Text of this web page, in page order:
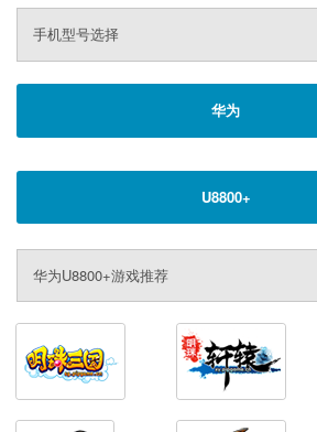
手机型号选择
华为
U8800+
华为U8800+游戏推荐